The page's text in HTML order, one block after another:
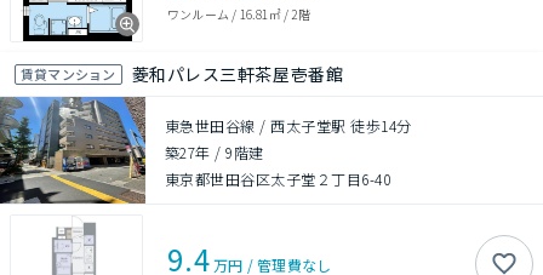
ワンルーム / 16.81㎡/ 2階
賃貸マンション 菱和パレス三軒茶屋壱番館
東急世田谷線 / 西太子堂駅 徒歩14分
築27年 /9階建
東京都世田谷区太子堂２丁目6-40
9.4万円 /管理費なし